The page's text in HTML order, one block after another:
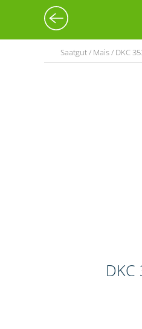
Saatgut / Mais / DKC